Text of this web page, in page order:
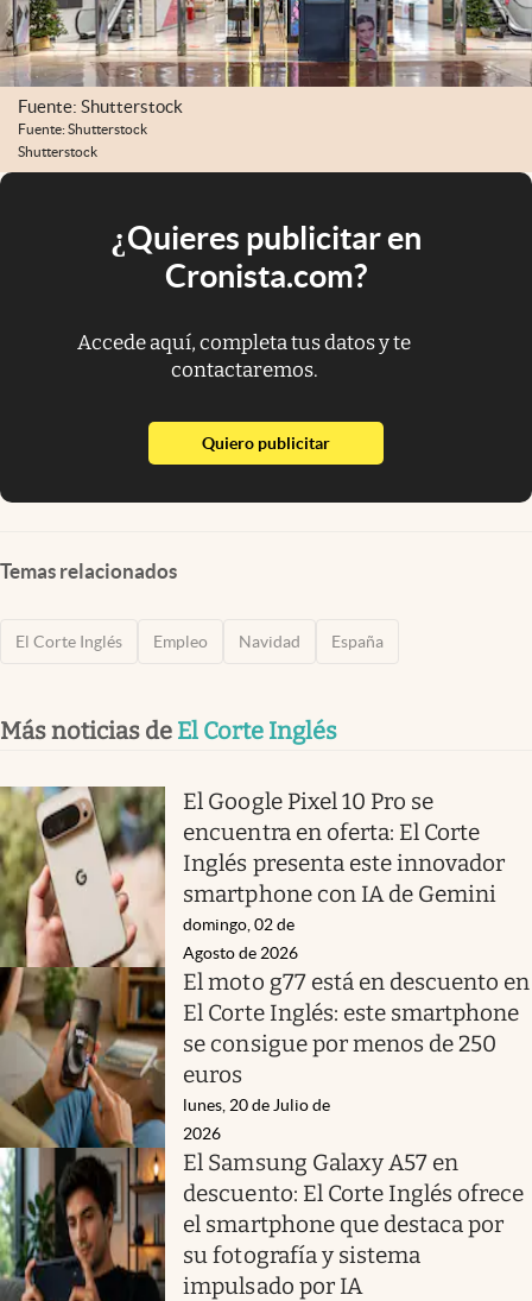
Fuente: Shutterstock
Fuente: Shutterstock
Shutterstock
¿Quieres publicitar en
Cronista.com?
Accede aquí, completa tus datos y te
contactaremos.
Quiero publicitarabre en nueva pestaña
Temas relacionados
El Corte Inglés Empleo Navidad España
Más noticias de El Corte Inglés
El Google Pixel 10 Pro se
encuentra en oferta: El Corte
Inglés presenta este innovador
smartphone con IA de Gemini
domingo, 02 de
Agosto de 2026
El moto g77 está en descuento en
El Corte Inglés: este smartphone
se consigue por menos de 250
euros
lunes, 20 de Julio de
2026
El Samsung Galaxy A57 en
descuento: El Corte Inglés ofrece
el smartphone que destaca por
su fotografía y sistema
impulsado por IA